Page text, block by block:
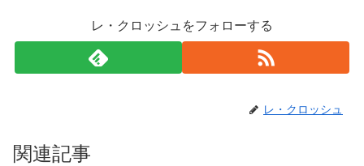
レ・クロッシュをフォローする
レ・クロッシュ
関連記事